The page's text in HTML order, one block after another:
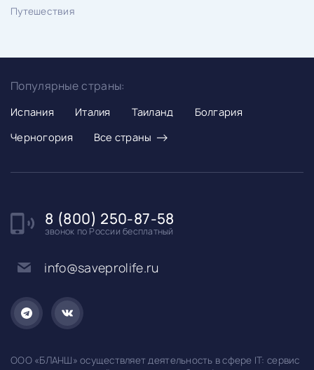
Путешествия
Популярные страны:
Испания Италия Таиланд
Болгария
Черногория
Все страны →
8 (800) 250-87-58
звонок по России бесплатный
info@saveprolife.ru
ООО «БЛАНШ» осуществляет деятельность в сфере IT: сервис